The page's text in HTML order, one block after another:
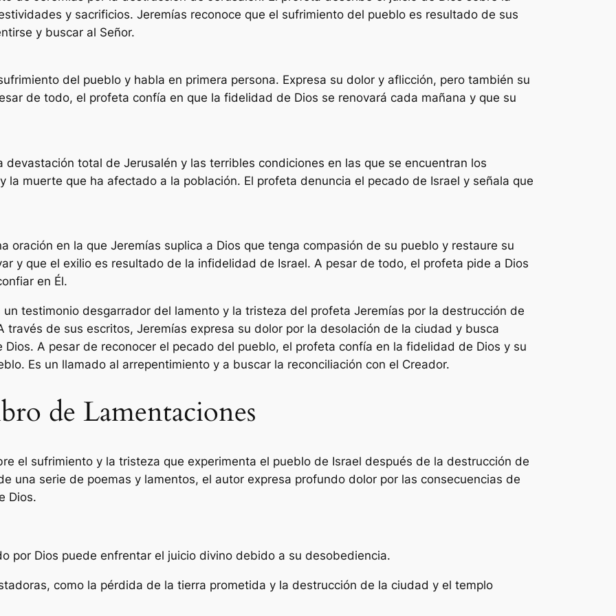
y sacrificios. Jeremías reconoce que el sufrimiento del pueblo es resultado de sus
y buscar al Señor.
del pueblo y habla en primera persona. Expresa su dolor y aflicción, pero también su
de todo, el profeta confía en que la fidelidad de Dios se renovará cada mañana y que su
total de Jerusalén y las terribles condiciones en las que se encuentran los
la muerte que ha afectado a la población. El profeta denuncia el pecado de Israel y señala que
oración en la que Jeremías suplica a Dios que tenga compasión de su pueblo y restaure su
y que el exilio es resultado de la infidelidad de Israel. A pesar de todo, el profeta pide a Dios
en Él.
testimonio desgarrador del lamento y la tristeza del profeta Jeremías por la destrucción de
través de sus escritos, Jeremías expresa su dolor por la desolación de la ciudad y busca
A pesar de reconocer el pecado del pueblo, el profeta confía en la fidelidad de Dios y su
Es un llamado al arrepentimiento y a buscar la reconciliación con el Creador.
de Lamentaciones
el sufrimiento y la tristeza que experimenta el pueblo de Israel después de la destrucción de
una serie de poemas y lamentos, el autor expresa profundo dolor por las consecuencias de
Dios.
por Dios puede enfrentar el juicio divino debido a su desobediencia.
como la pérdida de la tierra prometida y la destrucción de la ciudad y el templo